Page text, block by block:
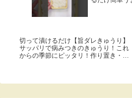
切って漬けるだけ【旨ダレきゅうり】
サッパリで病みつきのきゅうり！これ
からの季節にピッタリ！作り置き・常